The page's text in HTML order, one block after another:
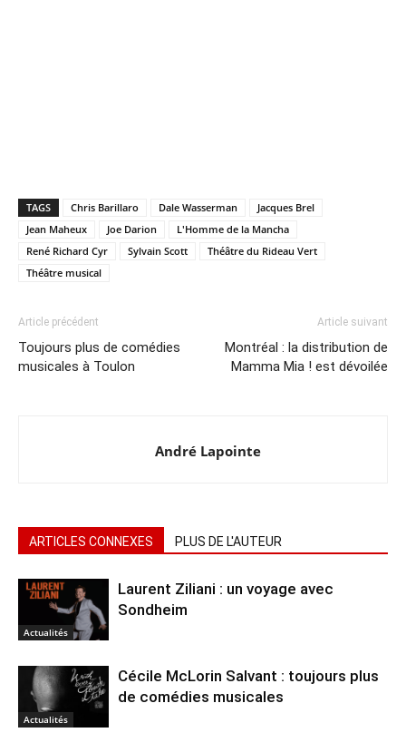
TAGS Chris Barillaro Dale Wasserman
Jacques Brel
Jean Maheux
Joe Darion
L'Homme de la Mancha
René Richard Cyr
Sylvain Scott
Théâtre du Rideau Vert
Théâtre musical
Article précédent
Toujours plus de comédies
musicales à Toulon
Article suivant
Montréal : la distribution de
Mamma Mia ! est dévoilée
André Lapointe
ARTICLES CONNEXES PLUS DE L'AUTEUR
Actualités
Laurent Ziliani : un voyage avec
Sondheim
Actualités
Cécile McLorin Salvant : toujours plus
de comédies musicales